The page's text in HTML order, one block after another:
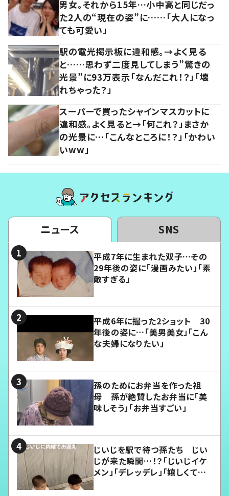
男女。それから15年…小中高と同じだっ
た2人の“現在の姿”に……「大人になっ
ても可愛い」
駅の電光掲示板に違和感。→よく見る
と……思わず二度見してしまう”驚きの
光景”に93万表示「なんだこれ！？」「壊
れちゃった？」
スーパーで買ったシャインマスカットに
違和感。よく見ると→「何これ？」まさか
の光景に…「こんなところに！？」「かわい
いww」
ニュース SNS
平成7年に生まれた双子…その
29年後の姿に「漫画みたい」「素
敵すぎる」
平成6年に撮った2ショット 30
年後の姿に…「美男美女」「こん
な夫婦になりたい」
孫のためにお弁当を作った祖
母 孫が絶賛したお弁当に「美
味しそう」「お弁当すごい」
じいじを駅で待つ孫たち じい
じが来た瞬間…！？「じいじイケ
メン」「デレッデレ」「嬉しくて可